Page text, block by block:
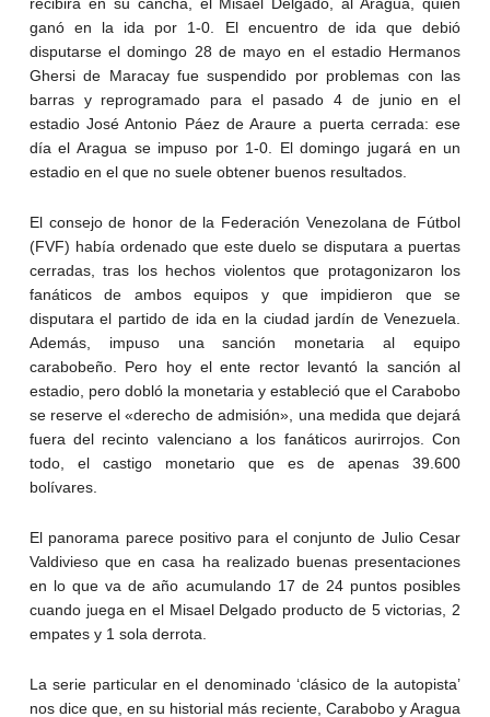
ganó en la ida por 1-0. El encuentro de ida que debió
disputarse el domingo 28 de mayo en el estadio Hermanos
Ghersi de Maracay fue suspendido por problemas con las
barras y reprogramado para el pasado 4 de junio en el
estadio José Antonio Páez de Araure a puerta cerrada: ese
día el Aragua se impuso por 1-0. El domingo jugará en un
estadio en el que no suele obtener buenos resultados.
El consejo de honor de la Federación Venezolana de Fútbol
(FVF) había ordenado que este duelo se disputara a puertas
cerradas, tras los hechos violentos que protagonizaron los
fanáticos de ambos equipos y que impidieron que se
disputara el partido de ida en la ciudad jardín de Venezuela.
Además, impuso una sanción monetaria al equipo
carabobeño. Pero hoy el ente rector levantó la sanción al
estadio, pero dobló la monetaria y estableció que el Carabobo
se reserve el «derecho de admisión», una medida que dejará
fuera del recinto valenciano a los fanáticos aurirrojos. Con
todo, el castigo monetario que es de apenas 39.600
bolívares.
El panorama parece positivo para el conjunto de Julio Cesar
Valdivieso que en casa ha realizado buenas presentaciones
en lo que va de año acumulando 17 de 24 puntos posibles
cuando juega en el Misael Delgado producto de 5 victorias, 2
empates y 1 sola derrota.
La serie particular en el denominado ‘clásico de la autopista’
nos dice que, en su historial más reciente, Carabobo y Aragua